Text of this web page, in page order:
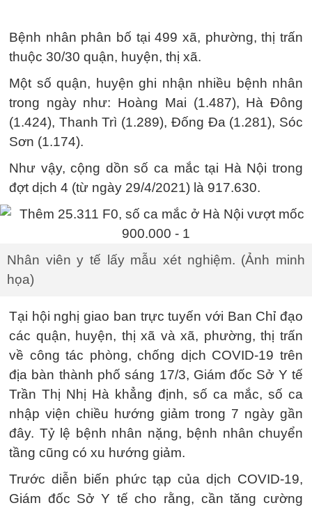
Bệnh nhân phân bố tại 499 xã, phường, thị trấn
thuộc 30/30 quận, huyện, thị xã.
Một số quận, huyện ghi nhận nhiều bệnh nhân
trong ngày như: Hoàng Mai (1.487), Hà Đông
(1.424), Thanh Trì (1.289), Đống Đa (1.281), Sóc
Sơn (1.174).
Như vậy, cộng dồn số ca mắc tại Hà Nội trong
đợt dịch 4 (từ ngày 29/4/2021) là 917.630.
Nhân viên y tế lấy mẫu xét nghiệm. (Ảnh minh
họa)
Tại hội nghị giao ban trực tuyến với Ban Chỉ đạo
các quận, huyện, thị xã và xã, phường, thị trấn
về công tác phòng, chống dịch COVID-19 trên
địa bàn thành phố sáng 17/3, Giám đốc Sở Y tế
Trần Thị Nhị Hà khẳng định, số ca mắc, số ca
nhập viện chiều hướng giảm trong 7 ngày gần
đây. Tỷ lệ bệnh nhân nặng, bệnh nhân chuyển
tầng cũng có xu hướng giảm.
Trước diễn biến phức tạp của dịch COVID-19,
Giám đốc Sở Y tế cho rằng, cần tăng cường